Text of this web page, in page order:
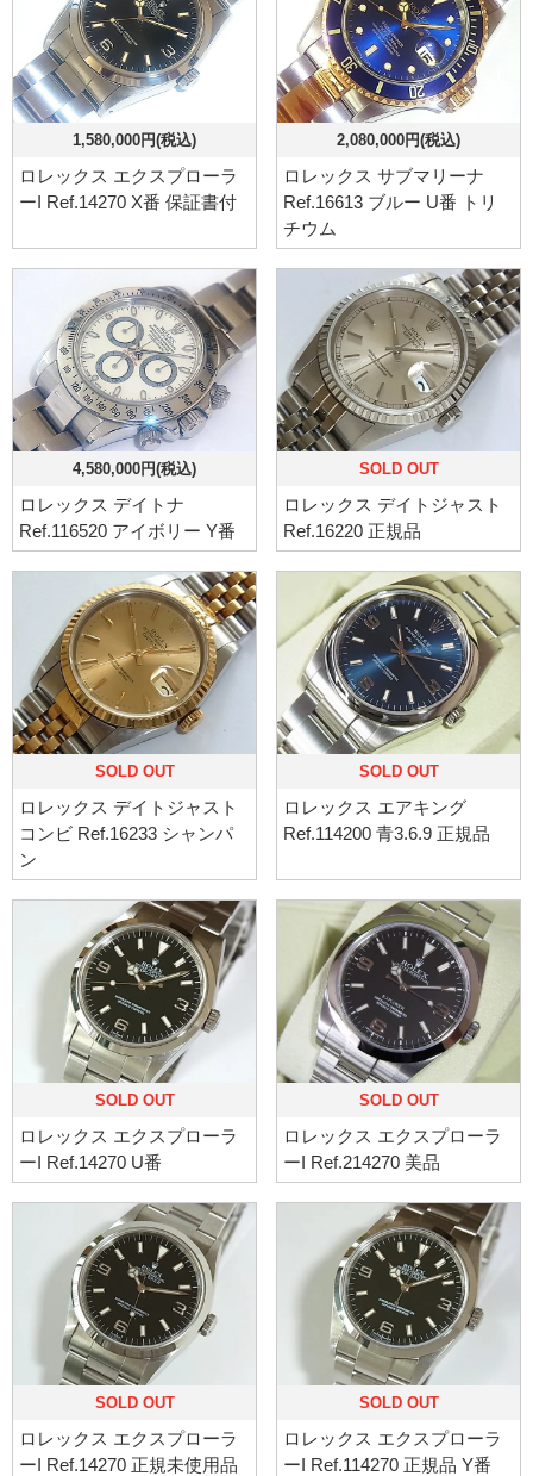
1,580,000円(税込)
ロレックス エクスプローラ
ーI Ref.14270 X番 保証書付
2,080,000円(税込)
ロレックス サブマリーナ
Ref.16613 ブルー U番 トリ
チウム
4,580,000円(税込)
ロレックス デイトナ
Ref.116520 アイボリー Y番
SOLD OUT
ロレックス デイトジャスト
Ref.16220 正規品
SOLD OUT
ロレックス デイトジャスト
コンビ Ref.16233 シャンパ
ン
SOLD OUT
ロレックス エアキング
Ref.114200 青3.6.9 正規品
SOLD OUT
ロレックス エクスプローラ
ーI Ref.14270 U番
SOLD OUT
ロレックス エクスプローラ
ーI Ref.214270 美品
SOLD OUT
ロレックス エクスプローラ
ーI Ref.14270 正規未使用品
SOLD OUT
ロレックス エクスプローラ
ーI Ref.114270 正規品 Y番